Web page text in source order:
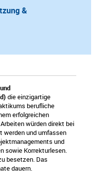
&
die einzigartige
berufliche
erfolgreichen
würden direkt bei
werden und umfassen
und
sowie Korrekturlesen.
besetzen. Das
dauern.